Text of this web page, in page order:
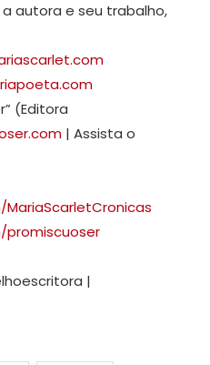
autora e seu trabalho,
(Editora
| Assista o
|